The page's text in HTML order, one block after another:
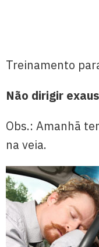
Treinamento
Não dirigir
Obs.: Amanhã
na veia.